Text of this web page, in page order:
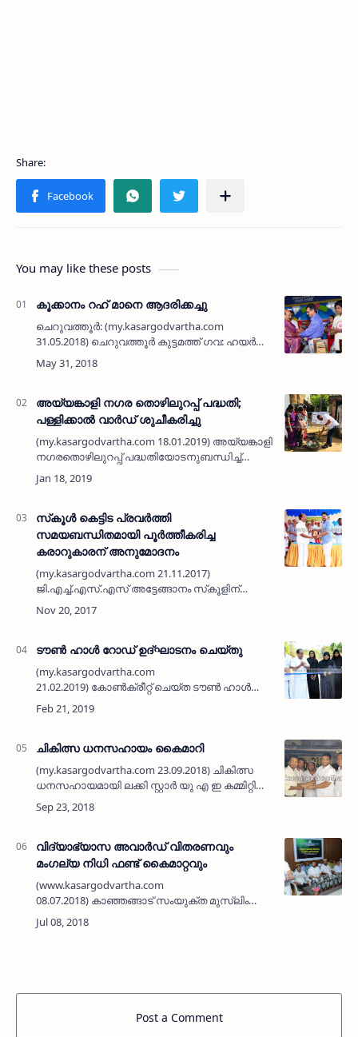
You may like these posts
കൂക്കാനം റഹ് മാനെ ആദരിക്കച്ചു
ചെറുവത്തൂര്‍: (my.kasargodvartha.com
31.05.2018) ചെറുവത്തൂര്‍ കുട്ടമത്ത് ഗവ: ഹയര്‍
സെക്കന്ററി സ്‌ക്കൂള്‍ 1994-95 ബാച്ച്
എസ്.എസ്.എല്‍.സി. വിദ്യാര്‍ത്ഥികളുടെ
അയ്യങ്കാളി നഗര തൊഴിലുറപ്പ് പദ്ധതി;
പള്ളിക്കാല്‍ വാര്‍ഡ് ശുചീകരിച്ചു
(my.kasargodvartha.com 18.01.2019) അയ്യങ്കാളി
നഗരതൊഴിലുറപ്പ് പദ്ധതിയോടനുബന്ധിച്ച്
വാര്‍ഡ് തലങ്ങളില്‍ നടക്കുന്ന ശുചീകരണ
പ്രവര്‍ത്തനങ്ങളുടെ ഭാഗമായി പള്ളിക്കാല്‍
സ്‌കൂള്‍ കെട്ടിട പ്രവര്‍ത്തി
സമയബന്ധിതമായി പൂര്‍ത്തീകരിച്ച
കരാറുകാരന് അനുമോദനം
(my.kasargodvartha.com 21.11.2017)
ജി.എച്ച്.എസ്.എസ് അട്ടേങ്ങാനം സ്‌കൂളിന്
എം.എല്‍.എ യുടെ ആസ്തി വികസന ഫണ്ട്
ഉപയോഗിച്ച് പി.ഡബ്ല്യൂ.ഡി. നിര്‍മ്മിച്ച കെട്ടിട
ടൗണ്‍ ഹാള്‍ റോഡ് ഉദ്ഘാടനം ചെയ്തു
(my.kasargodvartha.com
21.02.2019) കോണ്‍ക്രീറ്റ് ചെയ്ത ടൗണ്‍ ഹാള്‍
റോഡ് കാസര്‍കോട് നഗരസഭ അധ്യക്ഷ
ബീഫാത്വിമ ഇബ്രാഹിം ഉദ്ഘാടനം ചെയ്യുന്നു.
ചികിത്സ ധനസഹായം കൈമാറി
(my.kasargodvartha.com 23.09.2018) ചികിത്സ
ധനസഹായമായി ലക്കി സ്റ്റാര്‍ യു എ ഇ കമ്മിറ്റി
സ്വരൂപിച്ച കാല്‍ ലക്ഷം രൂപ ഗള്‍ഫ് ഘടകം
സെക്രട്ടറി സമീര്‍ ജീകോമില്‍ നിന്ന് സാമൂഹിക
വിദ്യാഭ്യാസ അവാര്‍ഡ് വിതരണവും
മംഗല്യ നിധി ഫണ്ട് കൈമാറ്റവും
(www.kasargodvartha.com
08.07.2018) കാഞ്ഞങ്ങാട് സംയുക്ത മുസ്ലിം
ജമാഅത്ത് അബൂദാബി ശാഖ വിദ്യാഭ്യാസ
അവാര്‍ഡ് വിതരണവും മംഗല്യ നിധി ഫണ്ട്
Post a Comment